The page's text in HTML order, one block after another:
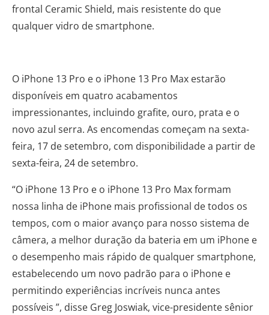
frontal Ceramic Shield, mais resistente do que
qualquer vidro de smartphone.
O iPhone 13 Pro e o iPhone 13 Pro Max estarão
disponíveis em quatro acabamentos
impressionantes, incluindo grafite, ouro, prata e o
novo azul serra. As encomendas começam na sexta-
feira, 17 de setembro, com disponibilidade a partir de
sexta-feira, 24 de setembro.
“O iPhone 13 Pro e o iPhone 13 Pro Max formam
nossa linha de iPhone mais profissional de todos os
tempos, com o maior avanço para nosso sistema de
câmera, a melhor duração da bateria em um iPhone e
o desempenho mais rápido de qualquer smartphone,
estabelecendo um novo padrão para o iPhone e
permitindo experiências incríveis nunca antes
possíveis ”, disse Greg Joswiak, vice-presidente sênior